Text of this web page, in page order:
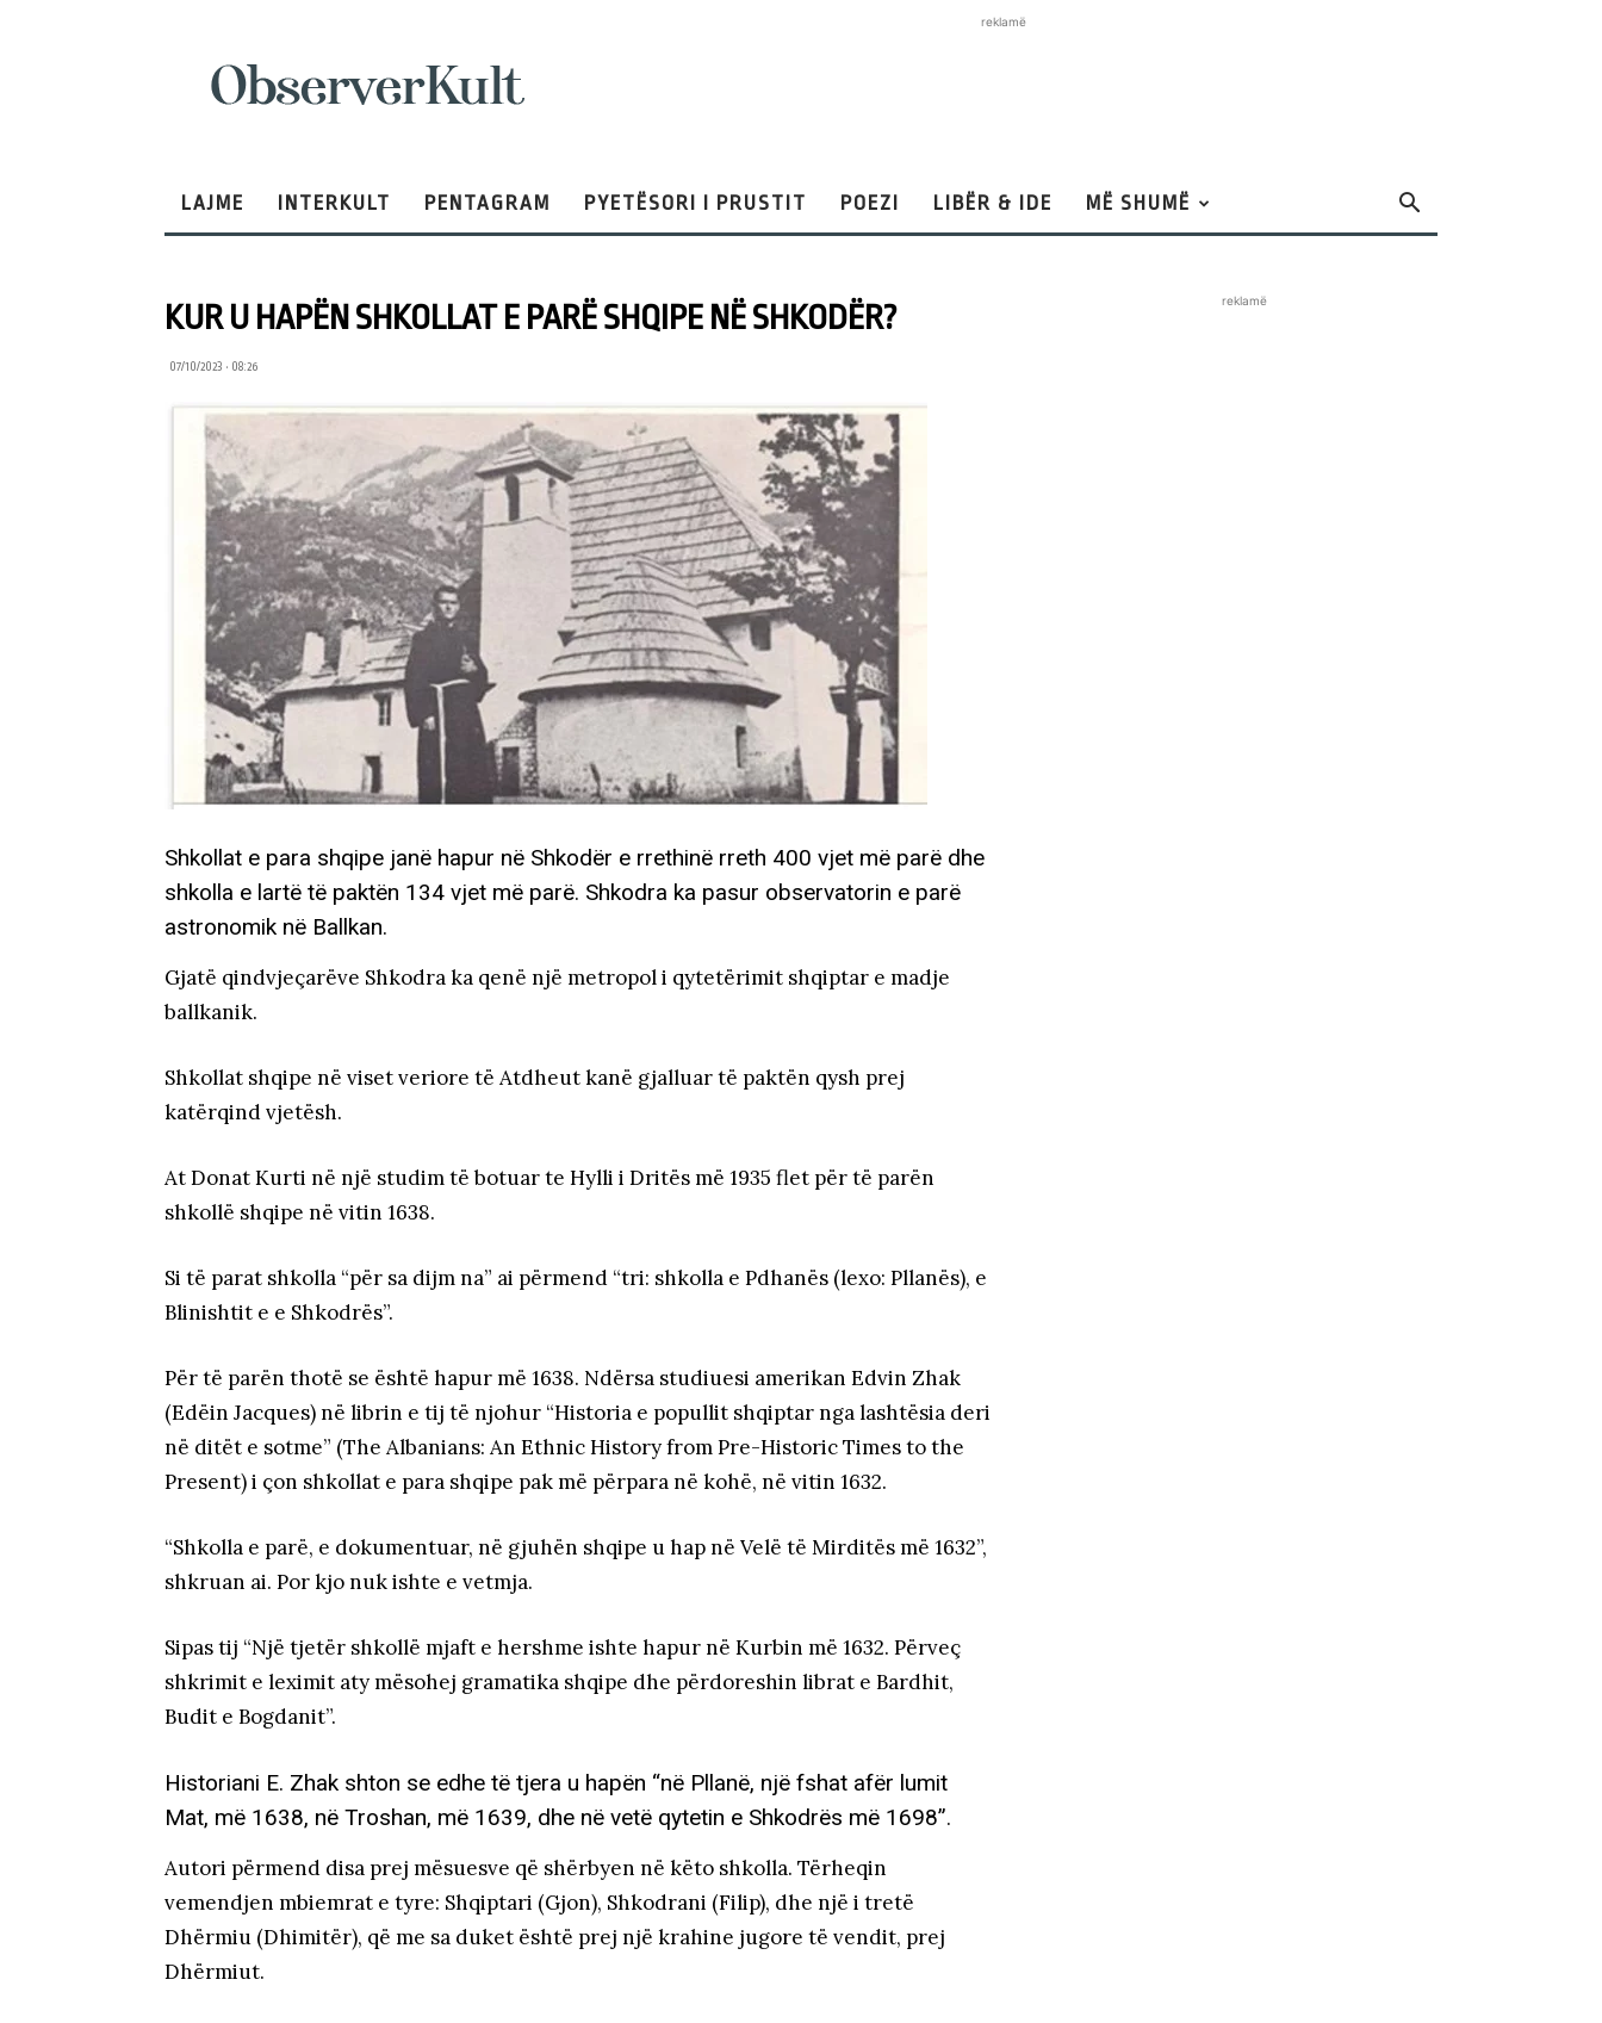
reklamë
LAJME INTERKULT PENTAGRAM PYETËSORI I PRUSTIT POEZI LIBËR & IDE MË SHUMË
KUR U HAPËN SHKOLLAT E PARË SHQIPE NË SHKODËR?
07/10/2023 • 08:26
Shkollat e para shqipe janë hapur në Shkodër e rrethinë rreth 400 vjet më parë dhe
shkolla e lartë të paktën 134 vjet më parë. Shkodra ka pasur observatorin e parë
astronomik në Ballkan.
Gjatë qindvjeçarëve Shkodra ka qenë një metropol i qytetërimit shqiptar e madje
ballkanik.
Shkollat shqipe në viset veriore të Atdheut kanë gjalluar të paktën qysh prej
katërqind vjetësh.
At Donat Kurti në një studim të botuar te Hylli i Dritës më 1935 flet për të parën
shkollë shqipe në vitin 1638.
Si të parat shkolla “për sa dijm na” ai përmend “tri: shkolla e Pdhanës (lexo: Pllanës), e
Blinishtit e e Shkodrës”.
Për të parën thotë se është hapur më 1638. Ndërsa studiuesi amerikan Edvin Zhak
(Edëin Jacques) në librin e tij të njohur “Historia e popullit shqiptar nga lashtësia deri
në ditët e sotme” (The Albanians: An Ethnic History from Pre-Historic Times to the
Present) i çon shkollat e para shqipe pak më përpara në kohë, në vitin 1632.
“Shkolla e parë, e dokumentuar, në gjuhën shqipe u hap në Velë të Mirditës më 1632”,
shkruan ai. Por kjo nuk ishte e vetmja.
Sipas tij “Një tjetër shkollë mjaft e hershme ishte hapur në Kurbin më 1632. Përveç
shkrimit e leximit aty mësohej gramatika shqipe dhe përdoreshin librat e Bardhit,
Budit e Bogdanit”.
Historiani E. Zhak shton se edhe të tjera u hapën “në Pllanë, një fshat afër lumit
Mat, më 1638, në Troshan, më 1639, dhe në vetë qytetin e Shkodrës më 1698”.
Autori përmend disa prej mësuesve që shërbyen në këto shkolla. Tërheqin
vemendjen mbiemrat e tyre: Shqiptari (Gjon), Shkodrani (Filip), dhe një i tretë
Dhërmiu (Dhimitër), që me sa duket është prej një krahine jugore të vendit, prej
Dhërmiut.
reklamë